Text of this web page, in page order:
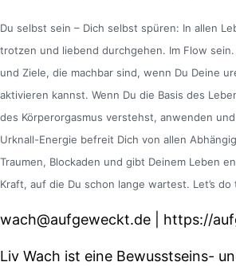
Du selbst sein – Dich selbst spüren: In allen
trotzen und liebend durchgehen. Im Flow
und Ziele, die machbar sind, wenn Du Deine
aktivieren kannst. Wenn Du die Basis des
des Körperorgasmus verstehst, anwenden
Urknall-Energie befreit Dich von allen
Traumen, Blockaden und gibt Deinem Leben
Kraft, auf die Du schon lange wartest. Let’s
wach@aufgeweckt.de | https://
Liv Wach ist eine Bewusstseins-